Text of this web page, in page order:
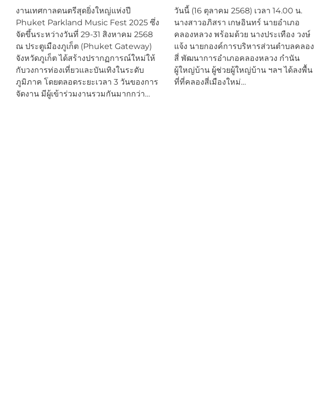
งานเทศกาลดนตรีสุดยิ่งใหญ่แห่งปี
Phuket Parkland Music Fest 2025 ซึ่ง
จัดขึ้นระหว่างวันที่ 29-31 สิงหาคม 2568
ณ ประตูเมืองภูเก็ต (Phuket Gateway)
จังหวัดภูเก็ต ได้สร้างปรากฏการณ์ใหม่ให้
กับวงการท่องเที่ยวและบันเทิงในระดับ
ภูมิภาค โดยตลอดระยะเวลา 3 วันของการ
จัดงาน มีผู้เข้าร่วมงานรวมกันมากกว่า…
วันนี้ (16 ตุลาคม 2568) เวลา 14.00 น.
นางสาวอภิสรา เกษอินทร์ นายอำเภอ
คลองหลวง พร้อมด้วย นางประเทือง วงษ์
แจ้ง นายกองค์การบริหารส่วนตำบลคลอง
สี่ พัฒนาการอำเภอคลองหลวง กำนัน
ผู้ใหญ่บ้าน ผู้ช่วยผู้ใหญ่บ้าน ฯลฯ ได้ลงพื้น
ที่ที่คลองสี่เมืองใหม่…